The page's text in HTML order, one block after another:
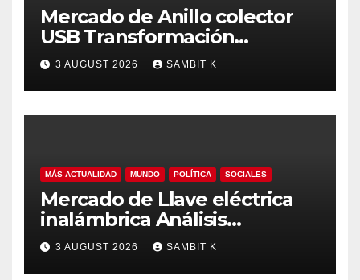
Mercado de Anillo colector
USB Transformación
Industrial, Automatización y
Crecimiento Global hasta
2035
3 AUGUST 2026 SAMBIT K
MÁS ACTUALIDAD MUNDO POLÍTICA SOCIALES
Mercado de Llave eléctrica
inalámbrica Análisis
Estratégico, Competencia y
Proyecciones hasta 2035
3 AUGUST 2026 SAMBIT K